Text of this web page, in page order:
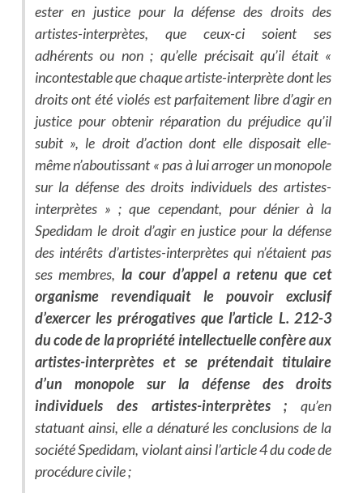
ester en justice pour la défense des droits des
artistes-interprètes, que ceux-ci soient ses
adhérents ou non ; qu’elle précisait qu’il était «
incontestable que chaque artiste-interprète dont les
droits ont été violés est parfaitement libre d’agir en
justice pour obtenir réparation du préjudice qu’il
subit », le droit d’action dont elle disposait elle-
même n’aboutissant « pas à lui arroger un monopole
sur la défense des droits individuels des artistes-
interprètes » ; que cependant, pour dénier à la
Spedidam le droit d’agir en justice pour la défense
des intérêts d’artistes-interprètes qui n’étaient pas
ses membres,la cour d’appel a retenu que cet
organisme revendiquait le pouvoir exclusif
d’exercer les prérogatives que l’article L. 212-3
du code de la propriété intellectuelle confère aux
artistes-interprètes et se prétendait titulaire
d’un monopole sur la défense des droits
individuels des artistes-interprètes ; qu’en
statuant ainsi, elle a dénaturé les conclusions de la
société Spedidam, violant ainsi l’article 4 du code de
procédure civile ;